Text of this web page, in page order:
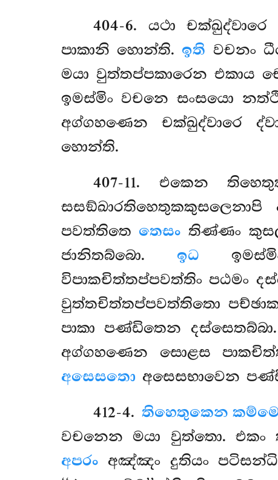
404-6. යථා
පාකානි හොන්ති. ඉති වචනං
මයා වුත්තප්පකාරෙන එකාය
ඉමස්මිං වචනෙ සංසයො
අග්ගහණෙන චක්ඛුද්වාරෙ
හොන්ති.
407-11. එකෙන
පවත්තිතෙ තෙසං තිණ්ණං
ජානිතබ්බො. ඉධ
විපාකචිත්තප්පවත්තිං පඨමං
වුත්තචිත්තප්පවත්තිතො
පාකා පණ්ඩිතෙන දස්සෙතබ්බා.
අග්ගහණෙන සොළස
අසෙසතො අසෙසභාවෙන
412-4.තිහෙතුකෙන
වචනෙන මයා වුත්තො. එකං
අපරං අඤ්ඤං දුතියං